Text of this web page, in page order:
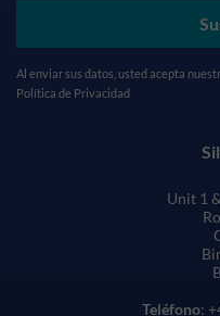
Al enviar sus datos, usted acepta
Política de Privacidad
Unit 1
Teléfono: